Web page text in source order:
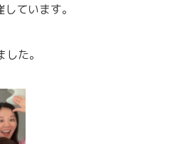
ています。
た。